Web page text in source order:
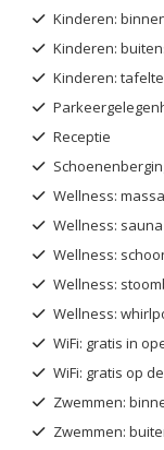
Kinderen:
Kinderen:
Kinderen:
Receptie
Wellness:
Wellness: sauna
Wellness:
Wellness:
Wellness:
WiFi: gratis in
WiFi: gratis op
Zwemmen:
Zwemmen: